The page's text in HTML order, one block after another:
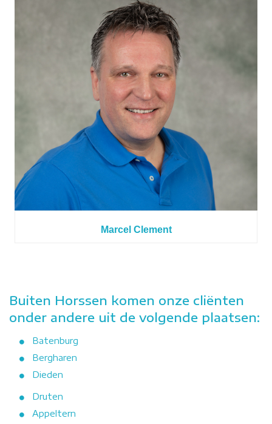
Marcel Clement
Buiten Horssen komen onze cliënten
onder andere uit de volgende plaatsen:
Batenburg
Bergharen
Dieden
Druten
Appeltern